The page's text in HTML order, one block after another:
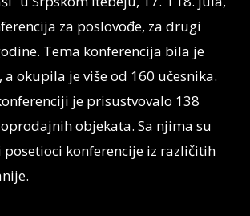
za poslovođe, za drugi
Tema konferencija bila je
a okupila je više od 160 učesnika.
je prisustvovalo 138
objekata. Sa njima su
konferencije iz različitih